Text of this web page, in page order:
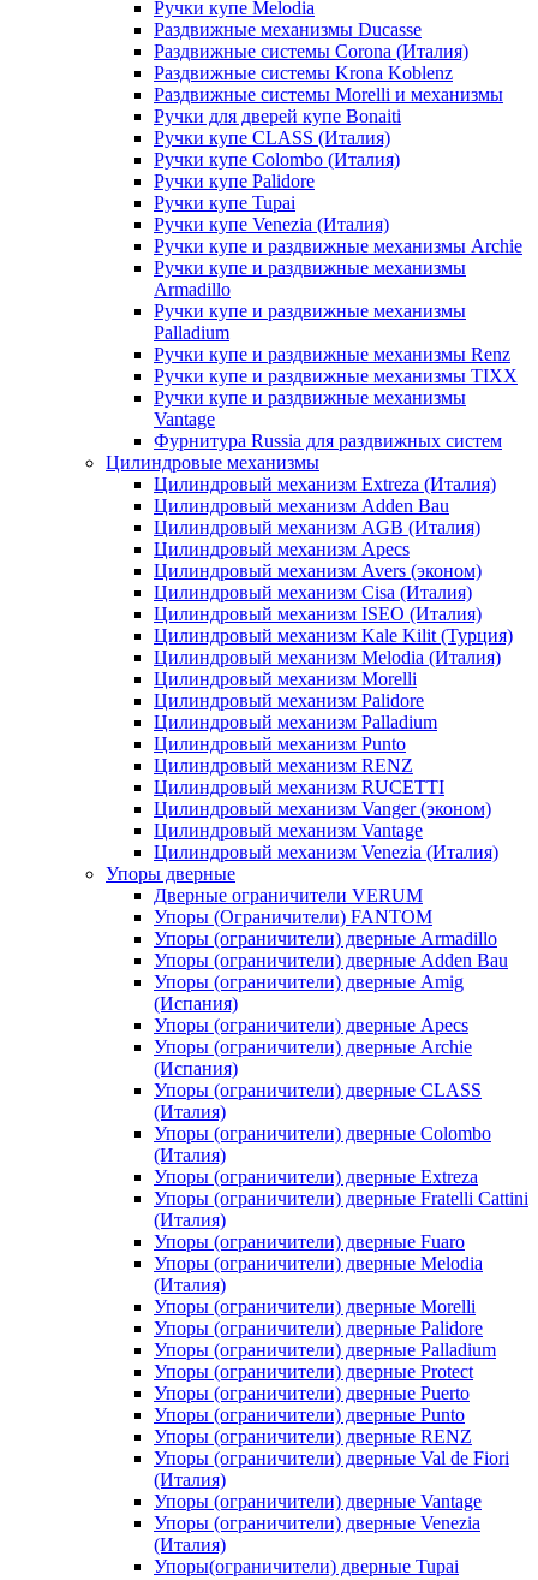
Ручки купе Melodia
Раздвижные механизмы Ducasse
Раздвижные системы Corona (Италия)
Раздвижные системы Krona Koblenz
Раздвижные системы Morelli и механизмы
Ручки для дверей купе Bonaiti
Ручки купе CLASS (Италия)
Ручки купе Colombo (Италия)
Ручки купе Palidore
Ручки купе Tupai
Ручки купе Venezia (Италия)
Ручки купе и раздвижные механизмы Archie
Ручки купе и раздвижные механизмы
Armadillo
Ручки купе и раздвижные механизмы
Palladium
Ручки купе и раздвижные механизмы Renz
Ручки купе и раздвижные механизмы TIXX
Ручки купе и раздвижные механизмы
Vantage
Фурнитура Russia для раздвижных систем
Цилиндровые механизмы
Цилиндровый механизм Extreza (Италия)
Цилиндровый механизм Adden Bau
Цилиндровый механизм AGB (Италия)
Цилиндровый механизм Apecs
Цилиндровый механизм Avers (эконом)
Цилиндровый механизм Cisa (Италия)
Цилиндровый механизм ISEO (Италия)
Цилиндровый механизм Kale Kilit (Турция)
Цилиндровый механизм Melodia (Италия)
Цилиндровый механизм Morelli
Цилиндровый механизм Palidore
Цилиндровый механизм Palladium
Цилиндровый механизм Punto
Цилиндровый механизм RENZ
Цилиндровый механизм RUCETTI
Цилиндровый механизм Vanger (эконом)
Цилиндровый механизм Vantage
Цилиндровый механизм Venezia (Италия)
Упоры дверные
Дверные ограничители VERUM
Упоры (Ограничители) FANTOM
Упоры (ограничители) дверные Armadillo
Упоры (ограничители) дверные Adden Bau
Упоры (ограничители) дверные Amig
(Испания)
Упоры (ограничители) дверные Apecs
Упоры (ограничители) дверные Archie
(Испания)
Упоры (ограничители) дверные CLASS
(Италия)
Упоры (ограничители) дверные Colombo
(Италия)
Упоры (ограничители) дверные Extreza
Упоры (ограничители) дверные Fratelli Cattini
(Италия)
Упоры (ограничители) дверные Fuaro
Упоры (ограничители) дверные Melodia
(Италия)
Упоры (ограничители) дверные Morelli
Упоры (ограничители) дверные Palidore
Упоры (ограничители) дверные Palladium
Упоры (ограничители) дверные Protect
Упоры (ограничители) дверные Puerto
Упоры (ограничители) дверные Punto
Упоры (ограничители) дверные RENZ
Упоры (ограничители) дверные Val de Fiori
(Италия)
Упоры (ограничители) дверные Vantage
Упоры (ограничители) дверные Venezia
(Италия)
Упоры(ограничители) дверные Tupai